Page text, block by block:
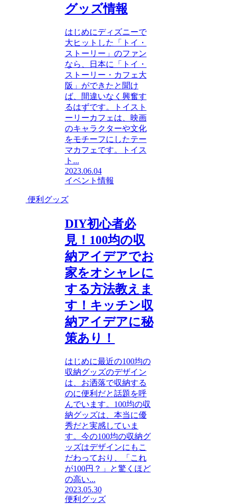
グッズ情報
はじめにディズニーで
大ヒットした「トイ・
ストーリー」のファン
なら、日本に「トイ・
ストーリー・カフェ大
阪」ができたと聞け
ば、間違いなく興奮す
るはずです。トイスト
ーリーカフェは、映画
のキャラクターや文化
をモチーフにしたテー
マカフェです。トイス
ト...
2023.06.04
イベント情報
便利グッズ
DIY初心者必
見！100均の収
納アイデアでお
家をオシャレに
する方法教えま
す！キッチン収
納アイデアに秘
策あり！
はじめに最近の100均の
収納グッズのデザイン
は、お洒落で収納する
のに便利だと話題を呼
んでいます。100均の収
納グッズは、本当に優
秀だと実感していま
す。今の100均の収納グ
ッズはデザインにもこ
だわっており、「これ
が100円？」と驚くほど
の高い...
2023.05.30
便利グッズ